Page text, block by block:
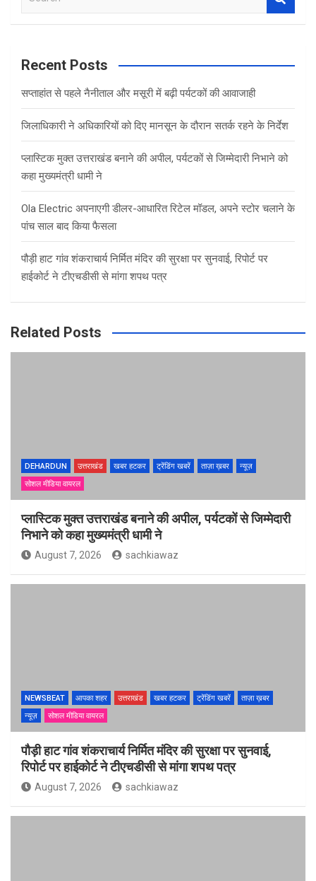
a
c
Recent Posts
सप्ताहांत से पहले नैनीताल और मसूरी में बढ़ी पर्यटकों की आवाजाही
जिलाधिकारी ने अधिकारियों को दिए मानसून के दौरान सतर्क रहने के निर्देश
प्लास्टिक मुक्त उत्तराखंड बनाने की अपील, पर्यटकों से जिम्मेदारी निभाने को
कहा मुख्यमंत्री धामी ने
Ola Electric अपनाएगी डीलर-आधारित रिटेल मॉडल, अपने स्टोर चलाने के
पांच साल बाद किया फैसला
पौड़ी हाट गांव शंकराचार्य निर्मित मंदिर की सुरक्षा पर सुनवाई, रिपोर्ट पर
हाईकोर्ट ने टीएचडीसी से मांगा शपथ पत्र
Related Posts
DEHARDUN उत्तराखंड खबर हटकर ट्रेंडिंग खबरें ताज़ा ख़बर
न्यूज़
सोशल मीडिया वायरल
प्लास्टिक मुक्त उत्तराखंड बनाने की अपील, पर्यटकों से जिम्मेदारी
निभाने को कहा मुख्यमंत्री धामी ने
August 7, 2026 sachkiawaz
NEWSBEAT आपका शहर उत्तराखंड खबर हटकर ट्रेंडिंग खबरें
ताज़ा ख़बर
न्यूज़
सोशल मीडिया वायरल
पौड़ी हाट गांव शंकराचार्य निर्मित मंदिर की सुरक्षा पर सुनवाई,
रिपोर्ट पर हाईकोर्ट ने टीएचडीसी से मांगा शपथ पत्र
August 7, 2026 sachkiawaz